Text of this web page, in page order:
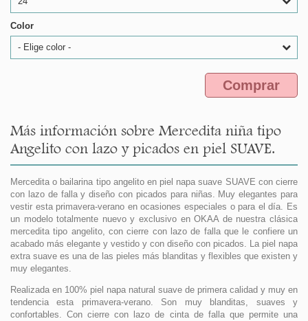
Color
- Elige color -
Comprar
Más información sobre Mercedita niña tipo
Angelito con lazo y picados en piel SUAVE.
Mercedita o bailarina tipo angelito en piel napa suave SUAVE con cierre
con lazo de falla y diseño con picados para niñas. Muy elegantes para
vestir esta primavera-verano en ocasiones especiales o para el día. Es
un modelo totalmente nuevo y exclusivo en OKAA de nuestra clásica
mercedita tipo angelito, con cierre con lazo de falla que le confiere un
acabado más elegante y vestido y con diseño con picados. La piel napa
extra suave es una de las pieles más blanditas y flexibles que existen y
muy elegantes.
Realizada en 100% piel napa natural suave de primera calidad y muy en
tendencia esta primavera-verano. Son muy blanditas, suaves y
confortables. Con cierre con lazo de cinta de falla que permite una